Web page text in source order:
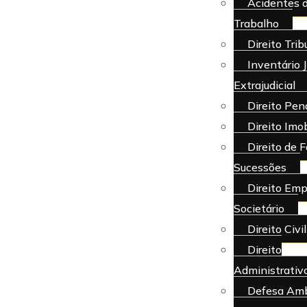
Acidentes
Trabalho
Direito
Inventário
Extrajudicial
Direito
Direito
Direito de
Sucessões
Direito
Societário
Direito Civil
Direito
Defesa